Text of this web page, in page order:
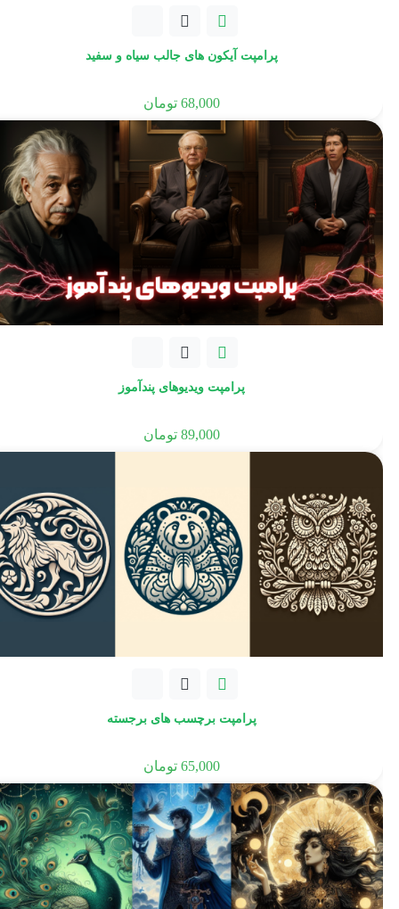
پرامپت آیکون های جالب سیاه و سفید
68,000 تومان
پرامپت ویدیوهای پندآموز
89,000 تومان
پرامپت برچسب های برجسته
65,000 تومان